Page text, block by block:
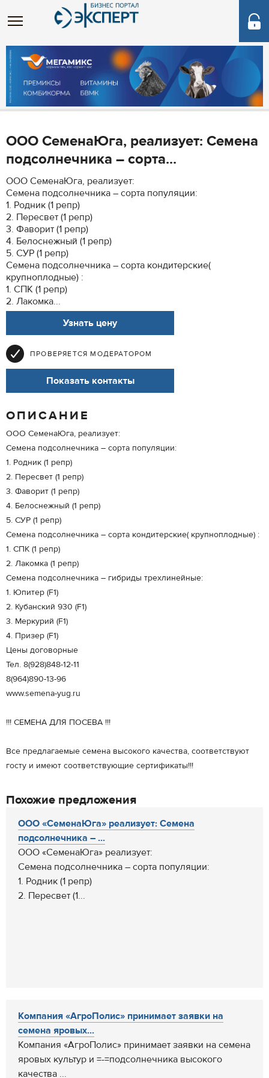
ООО СеменаЮга, реализует: Семена
подсолнечника – сорта...
ООО СеменаЮга, реализует:
Семена подсолнечника – сорта популяции:
1. Родник (1 репр)
2. Пересвет (1 репр)
3. Фаворит (1 репр)
4. Белоснежный (1 репр)
5. СУР (1 репр)
Семена подсолнечника – сорта кондитерские(
крупноплодные) :
1. СПК (1 репр)
2. Лакомка...
Узнать цену
ПРОВЕРЯЕТСЯ МОДЕРАТОРОМ
Показать контакты
ОПИСАНИЕ
ООО СеменаЮга, реализует:
Семена подсолнечника – сорта популяции:
1. Родник (1 репр)
2. Пересвет (1 репр)
3. Фаворит (1 репр)
4. Белоснежный (1 репр)
5. СУР (1 репр)
Семена подсолнечника – сорта кондитерские( крупноплодные) :
1. СПК (1 репр)
2. Лакомка (1 репр)
Семена подсолнечника – гибриды трехлинейные:
1. Юпитер (F1)
2. Кубанский 930 (F1)
3. Меркурий (F1)
4. Призер (F1)
Цены договорные
Тел. 8(928)848-12-11
8(964)890-13-96
www.semena-yug.ru
!!! СЕМЕНА ДЛЯ ПОСЕВА !!!
Все предлагаемые семена высокого качества, соответствуют
госту и имеют соответствующие сертификаты!!!
Похожие предложения
ООО «СеменаЮга» реализует: Семена
подсолнечника – ...
ООО «СеменаЮга» реализует:
Семена подсолнечника – сорта популяции:
1. Родник (1 репр)
2. Пересвет (1...
Компания «АгроПолис» принимает заявки на
семена яровых...
Компания «АгроПолис» принимает заявки на семена
яровых культур и =-=подсолнечника высокого
качества ...